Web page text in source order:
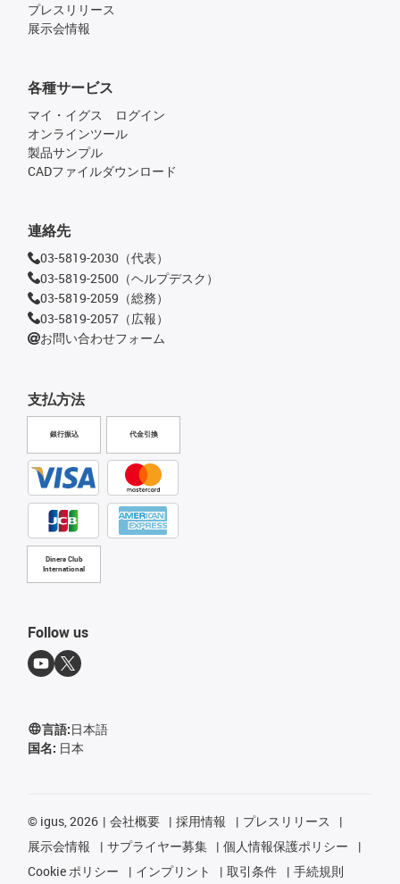
プレスリリース
展示会情報
支払方法
銀行振込 代金引換
Diners Club
International
各種サービス
マイ・イグス ログイン
オンラインツール
製品サンプル
CADファイルダウンロード
連絡先
03-5819-2030（代表）
03-5819-2500（ヘルプデスク）
03-5819-2059（総務）
03-5819-2057（広報）
お問い合わせフォーム
Follow us
言語:日本語
国名: 日本
© igus, 2026 会社概要 採用情報
プレスリリース
展示会情報
サプライヤー募集
個人情報保護ポリシー
Cookie ポリシー
インプリント 取引条件 手続規則